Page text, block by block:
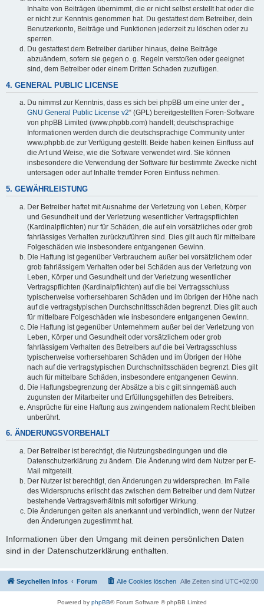
Inhalte von Beiträgen übernimmt, die er nicht selbst erstellt hat oder die
er nicht zur Kenntnis genommen hat. Du gestattest dem Betreiber, dein
Benutzerkonto, Beiträge und Funktionen jederzeit zu löschen oder zu
sperren.
Du gestattest dem Betreiber darüber hinaus, deine Beiträge
abzuändern, sofern sie gegen o. g. Regeln verstoßen oder geeignet
sind, dem Betreiber oder einem Dritten Schaden zuzufügen.
4. GENERAL PUBLIC LICENSE
Du nimmst zur Kenntnis, dass es sich bei phpBB um eine unter der „
GNU General Public License v2“ (GPL) bereitgestellten Foren-Software
von phpBB Limited (www.phpbb.com) handelt; deutschsprachige
Informationen werden durch die deutschsprachige Community unter
www.phpbb.de zur Verfügung gestellt. Beide haben keinen Einfluss auf
die Art und Weise, wie die Software verwendet wird. Sie können
insbesondere die Verwendung der Software für bestimmte Zwecke nicht
untersagen oder auf Inhalte fremder Foren Einfluss nehmen.
5. GEWÄHRLEISTUNG
Der Betreiber haftet mit Ausnahme der Verletzung von Leben, Körper
und Gesundheit und der Verletzung wesentlicher Vertragspflichten
(Kardinalpflichten) nur für Schäden, die auf ein vorsätzliches oder grob
fahrlässiges Verhalten zurückzuführen sind. Dies gilt auch für mittelbare
Folgeschäden wie insbesondere entgangenen Gewinn.
Die Haftung ist gegenüber Verbrauchern außer bei vorsätzlichem oder
grob fahrlässigem Verhalten oder bei Schäden aus der Verletzung von
Leben, Körper und Gesundheit und der Verletzung wesentlicher
Vertragspflichten (Kardinalpflichten) auf die bei Vertragsschluss
typischerweise vorhersehbaren Schäden und im übrigen der Höhe nach
auf die vertragstypischen Durchschnittsschäden begrenzt. Dies gilt auch
für mittelbare Folgeschäden wie insbesondere entgangenen Gewinn.
Die Haftung ist gegenüber Unternehmern außer bei der Verletzung von
Leben, Körper und Gesundheit oder vorsätzlichem oder grob
fahrlässigem Verhalten des Betreibers auf die bei Vertragsschluss
typischerweise vorhersehbaren Schäden und im Übrigen der Höhe
nach auf die vertragstypischen Durchschnittsschäden begrenzt. Dies gilt
auch für mittelbare Schäden, insbesondere entgangenen Gewinn.
Die Haftungsbegrenzung der Absätze a bis c gilt sinngemäß auch
zugunsten der Mitarbeiter und Erfüllungsgehilfen des Betreibers.
Ansprüche für eine Haftung aus zwingendem nationalem Recht bleiben
unberührt.
6. ÄNDERUNGSVORBEHALT
Der Betreiber ist berechtigt, die Nutzungsbedingungen und die
Datenschutzerklärung zu ändern. Die Änderung wird dem Nutzer per E-
Mail mitgeteilt.
Der Nutzer ist berechtigt, den Änderungen zu widersprechen. Im Falle
des Widerspruchs erlischt das zwischen dem Betreiber und dem Nutzer
bestehende Vertragsverhältnis mit sofortiger Wirkung.
Die Änderungen gelten als anerkannt und verbindlich, wenn der Nutzer
den Änderungen zugestimmt hat.
Informationen über den Umgang mit deinen persönlichen Daten
sind in der Datenschutzerklärung enthalten.
Seychellen Infos Forum Alle Zeiten sind UTC+02:00
Alle Cookies löschen
Powered by phpBB® Forum Software © phpBB Limited